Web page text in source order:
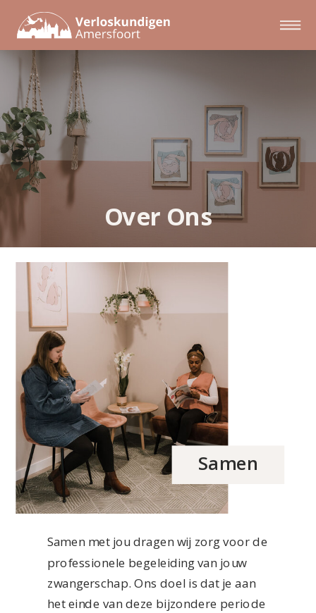
Over Ons
Samen
Samen met jou dragen wij zorg voor de
professionele begeleiding van jouw
zwangerschap. Ons doel is dat je aan
het einde van deze bijzondere periode